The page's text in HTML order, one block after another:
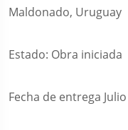
Maldonado, Uruguay
Estado: Obra iniciada
Fecha de entrega